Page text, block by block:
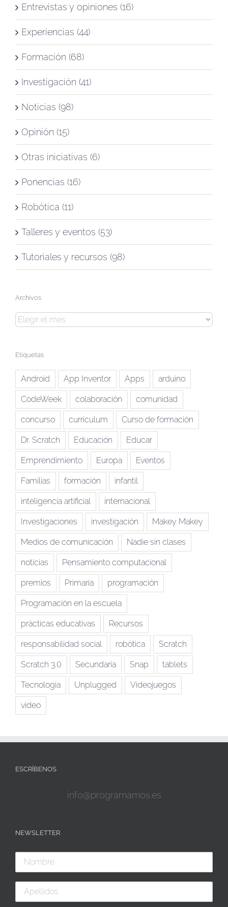
Entrevistas y opiniones (16)
Experiencias (44)
Formación (68)
Investigación (41)
Noticias (98)
Opinión (15)
Otras iniciativas (6)
Ponencias (16)
Robótica (11)
Talleres y eventos (53)
Tutoriales y recursos (98)
Archivos
Archivos
Etiquetas
Android App Inventor Apps arduino
CodeWeek colaboración comunidad
concurso curriculum Curso de formación
Dr. Scratch Educación Educar
Emprendimiento Europa Eventos
Familias formación infantil
inteligencia artificial internacional
Investigaciones investigación Makey Makey
Medios de comunicación Nadie sin clases
noticias Pensamiento computacional
premios Primaria programación
Programación en la escuela
prácticas educativas Recursos
responsabilidad social robótica Scratch
Scratch 3.0 Secundaria Snap tablets
Tecnologia Unplugged Videojuegos
vídeo
ESCRÍBENOS
info@programamos.es
NEWSLETTER